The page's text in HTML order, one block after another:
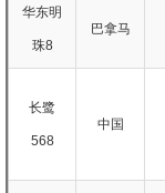
华东明
珠8
巴拿马
长鹭
568
中国